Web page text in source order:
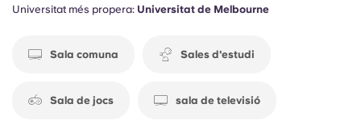
Universitat més propera: Universitat de Melbourne
Sala comuna Sales d'estudi
Sala de jocs sala de televisió